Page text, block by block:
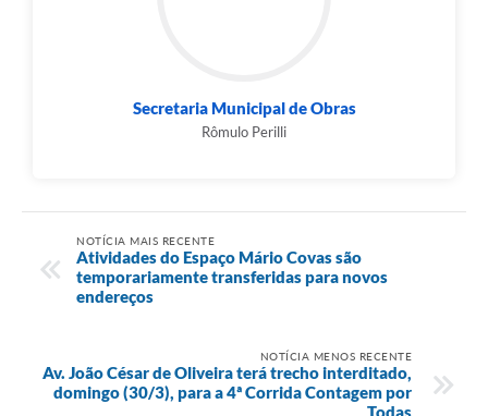
Secretaria Municipal de Obras
Rômulo Perilli
NOTÍCIA MAIS RECENTE
Atividades do Espaço Mário Covas são
temporariamente transferidas para novos
endereços
NOTÍCIA MENOS RECENTE
Av. João César de Oliveira terá trecho interditado,
domingo (30/3), para a 4ª Corrida Contagem por
Todas